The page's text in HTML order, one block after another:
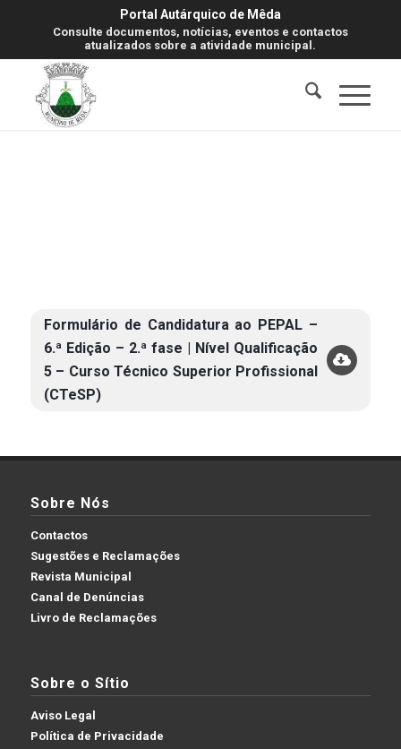
Portal Autárquico de Mêda
Consulte documentos, notícias, eventos e contactos
atualizados sobre a atividade municipal.
Formulário de Candidatura ao PEPAL –
6.ª Edição – 2.ª fase | Nível Qualificação
5 – Curso Técnico Superior Profissional
(CTeSP)
Sobre Nós
Contactos
Sugestões e Reclamações
Revista Municipal
Canal de Denúncias
Livro de Reclamações
Sobre o Sítio
Aviso Legal
Política de Privacidade